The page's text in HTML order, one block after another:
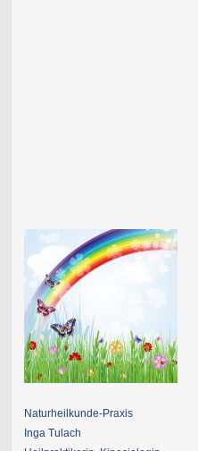
Naturheilkunde-Praxis
Inga Tulach